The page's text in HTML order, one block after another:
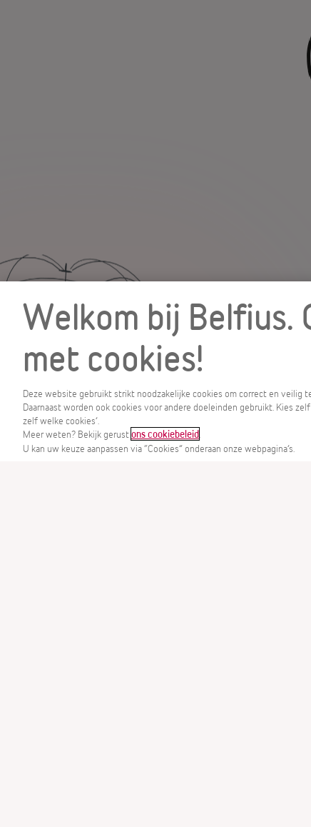
MENU
Welkom bij Belfius.
met cookies!
Deze website gebruikt strikt noodzakelijke cookies om correct en veilig
Daarnaast worden ook cookies voor andere doeleinden gebruikt. Kies
zelf welke cookies’.
Meer weten? Bekijk gerustons cookiebeleid
U kan uw keuze aanpassen via “Cookies” onderaan onze webpagina’s.